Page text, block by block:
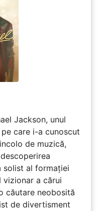
Jackson, unul
care i-a cunoscut
de muzică,
solist al formației
vizionar a cărui
căutare neobosită
de divertisment